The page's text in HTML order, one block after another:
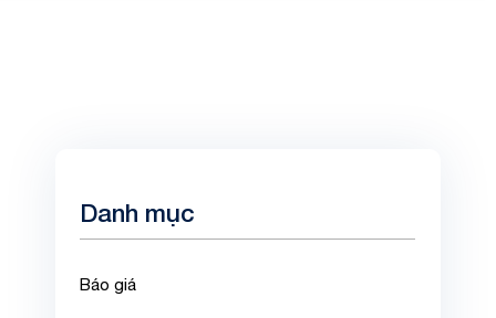
Danh mục
Báo giá